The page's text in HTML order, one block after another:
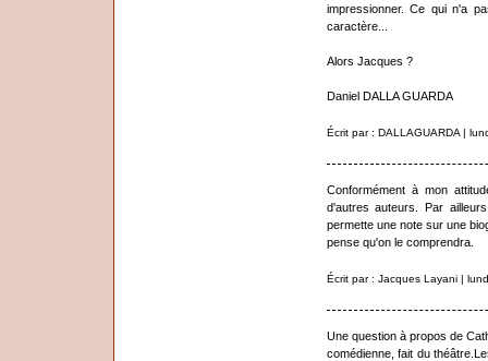
impressionner. Ce qui n'a
caractère...
Alors Jacques ?
Daniel DALLA GUARDA
Écrit par : DALLAGUARDA |
Conformément à mon
d'autres auteurs. Par
permette une note sur une
pense qu'on le comprendra.
Écrit par : Jacques Layani |
Une question à propos de
comédienne, fait du